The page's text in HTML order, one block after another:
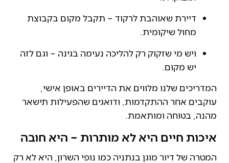
דיירת שאוהבת לרקוד – תקבל מקום בקבוצת
מחול שיקומית.
ויש מי שזקוק רק להליכה נעימה בגינה – וגם לזה
יש מקום.
המדריכים שלנו מלווים את הדיירים באופן אישי,
עוקבים אחר ההתקדמות, ודואגים שהפעילות תישאר
מהנה, בטוחה ומותאמת.
איכות חיים היא לא מותרות – היא חובה
המטרה של דיור מוגן בנתניה כמו נופי השרון, היא לא רק